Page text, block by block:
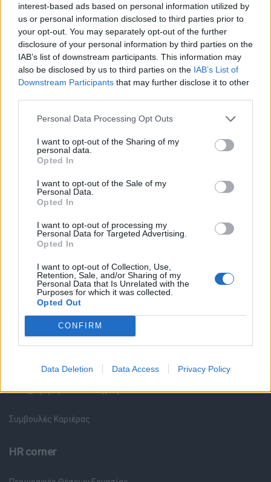
interest-based ads based on personal information utilized by
us or personal information disclosed to third parties prior to
your opt-out. You may separately opt-out of the further
disclosure of your personal information by third parties on the
IAB’s list of downstream participants. This information may
also be disclosed by us to third parties on the IAB’s List of
Downstream Participants that may further disclose it to other
Personal Data Processing Opt Outs
I want to opt-out of the Sharing of my
personal data.
Opted In
I want to opt-out of the Sale of my
Personal Data.
Opted In
I want to opt-out of processing my
Personal Data for Targeted Advertising.
Opted In
I want to opt-out of Collection, Use,
Retention, Sale, and/or Sharing of my
Personal Data that Is Unrelated with the
Purposes for which it was collected.
Opted Out
CONFIRM
Data Deletion Data Access Privacy Policy
Θέσεις εργασίας
Όλες οι Θέσεις Εργασίας
Θέσεις Εργασίας ανά Ειδικότητα
Θέσεις Εργασίας ανά Εταιρεία
Κέντρο Βοήθειας
Καταχώρηση Online Βιογραφικού
Συμβουλές Καριέρας
HR corner